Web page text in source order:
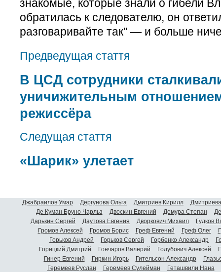
знакомые, которые знали о гибели
обратилась к следователю, он
разговаривайте так" — и больше
Предведущая стаття
В ЦСД сотрудники
уничижительным
режиссёра
Следущая стаття
«Шарик» улетает
Джабраилов Умар Дергунова Ольга Дмитриев Кирилл
Де Куман Бруно Чарльз
Двоскин Евгений Демура Степан
Дарькин Сергей
Даутова Евгения Дворкович Михаил
Гудков
Громов Алексей
Громов Борис Греф Евгений Греф Олег
Горьков Андрей
Горьков Сергей Горбенко Александр
Горицкий Дмитрий
Гончаров Валерий Голубович Алексей
Гинер Евгений
Гиркин Игорь Гительсон Александр
Геремеев Руслан
Геремеев Сулейман
Геташвили Нана